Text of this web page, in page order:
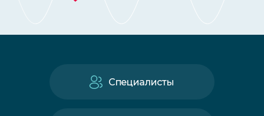
Специалисты